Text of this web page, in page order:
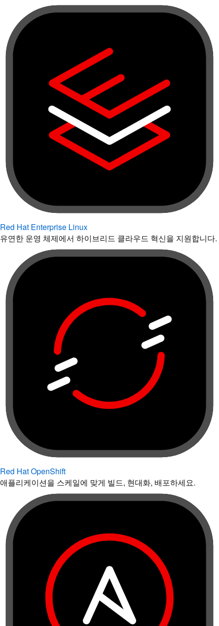
Red Hat Enterprise Linux
유연한 운영 체제에서 하이브리드 클라우드 혁신을 지원합니다.
Red Hat OpenShift
애플리케이션을 스케일에 맞게 빌드, 현대화, 배포하세요.